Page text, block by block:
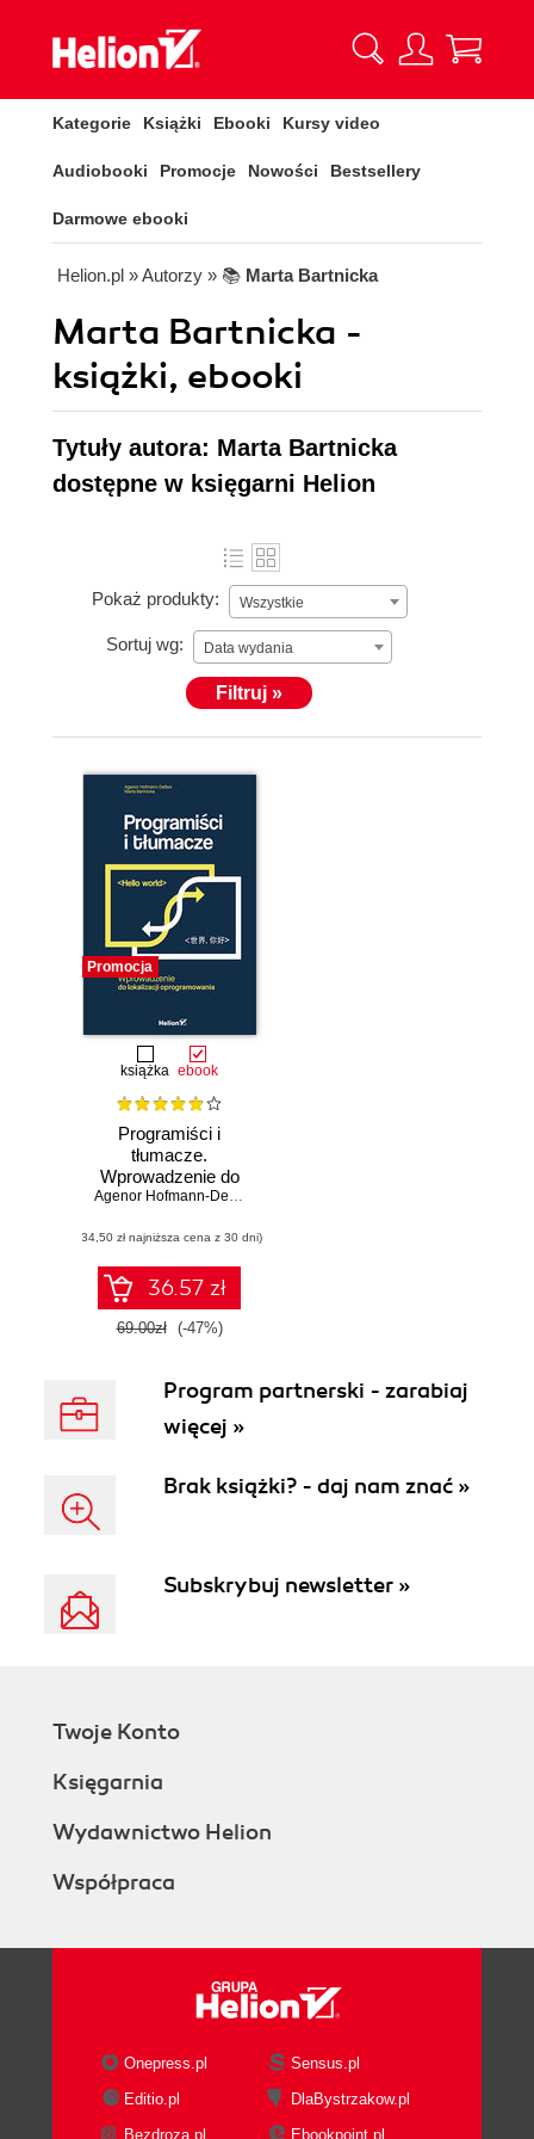
Kategorie Książki Ebooki Kursy video
Audiobooki Promocje Nowości Bestsellery
Darmowe ebooki
Helion.pl » Autorzy » 📚 Marta Bartnicka
Marta Bartnicka -
książki, ebooki
Tytuły autora: Marta Bartnicka
dostępne w księgarni Helion
Pokaż produkty: Wszystkie
Sortuj wg: Data wydania
Filtruj »
Promocja
książka ebook
Programiści i
tłumacze.
Wprowadzenie do
lokalizacji
Agenor Hofmann-Delbor
(34,50 zł najniższa cena z 30 dni)
36.57 zł
69.00zł (-47%)
Program partnerski - zarabiaj
więcej »
Brak książki? - daj nam znać »
Subskrybuj newsletter »
Twoje Konto
Księgarnia
Wydawnictwo Helion
Współpraca
Onepress.pl
Sensus.pl
Editio.pl
DlaBystrzakow.pl
Bezdroza.pl
Ebookpoint.pl